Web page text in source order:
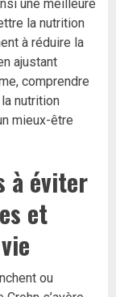
une meilleure
la nutrition
à réduire la
ajustant
comprendre
nutrition
mieux-être
à éviter
et
ou